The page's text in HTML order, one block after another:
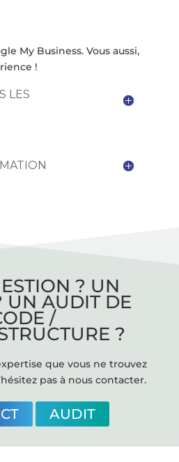
My Business. Vous aussi,
!
LES
? UN
UN AUDIT DE
/
?
que vous ne trouvez
pas à nous contacter.
AUDIT